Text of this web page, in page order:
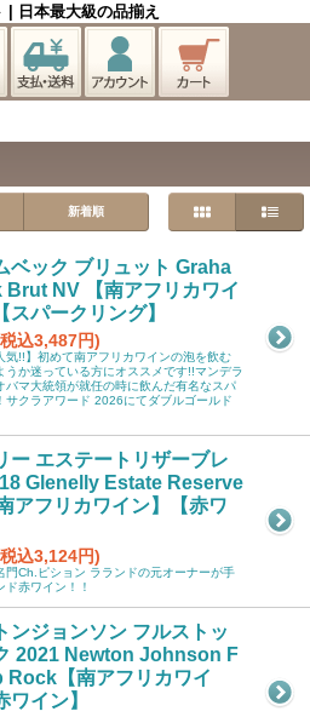
| 日本最大級の品揃え
新着順
ベック ブリュット Graha
Brut NV 【南アフリカワイ
パークリング】
込3,487円)
気!!】初めて南アフリカワインの泡を飲む
うか迷っている方にオススメです!!マンデラ
バマ大統領が就任の時に飲んだ有名なスパ
サクラアワード 2026にてダブルゴールド
ー エステートリザーブレ
Glenelly Estate Reserve
アフリカワイン】【赤ワ
込3,124円)
門Ch.ピション ラランドの元オーナーが手
ド赤ワイン！！
ンジョンソン フルストッ
2021 Newton Johnson F
Rock【南アフリカワイ
ワイン】